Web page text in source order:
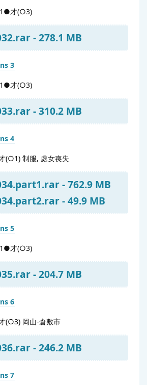
才(○3)
- 278.1 MB
才(○3)
- 310.2 MB
(○1) 制服, 處女喪失
- 762.9 MB
- 49.9 MB
才(○3)
- 204.7 MB
(○3) 岡山-倉敷市
- 246.2 MB